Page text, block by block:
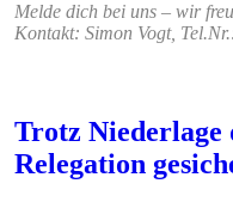
Melde dich bei uns – wir
Kontakt: Simon Vogt,
Trotz Niederlage
Relegation